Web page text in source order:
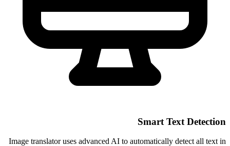
Smart Text
Image translator uses advanced AI to automatically detect all